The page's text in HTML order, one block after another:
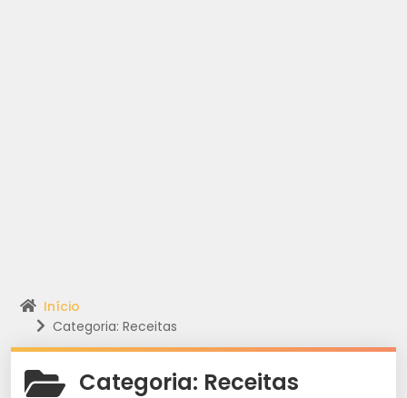
Início
Categoria: Receitas
Categoria: Receitas